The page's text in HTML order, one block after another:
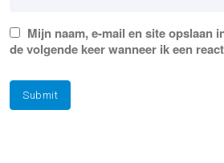
Mijn naam, e-mail en site opslaan
de volgende keer wanneer ik een